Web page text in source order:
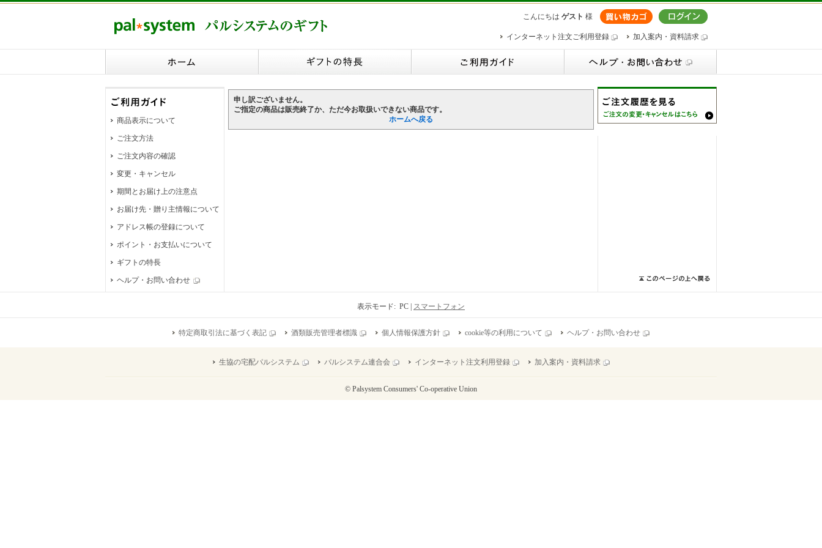
こんにちは ゲスト 様
加入案内・資料請求
インターネット注文ご利用登録
申し訳ございません。
ご指定の商品は販売終了か、ただ今お取扱いできない商品です。
ホームへ戻る
商品表示について
ご注文方法
ご注文内容の確認
変更・キャンセル
期間とお届け上の注意点
お届け先・贈り主情報について
アドレス帳の登録について
ポイント・お支払いについて
ギフトの特長
ヘルプ・お問い合わせ
表示モード: PC | スマートフォン
特定商取引法に基づく表記 酒類販売管理者標識 個人情報保護方針 cookie等の利用について ヘルプ・お問い合わせ
生協の宅配パルシステム パルシステム連合会 インターネット注文利用登録 加入案内・資料請求
© Palsystem Consumers' Co-operative Union